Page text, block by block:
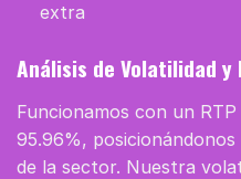
extra
Análisis de Volatilidad
Funcionamos con un
95.96%,
de la sector. Nuestra